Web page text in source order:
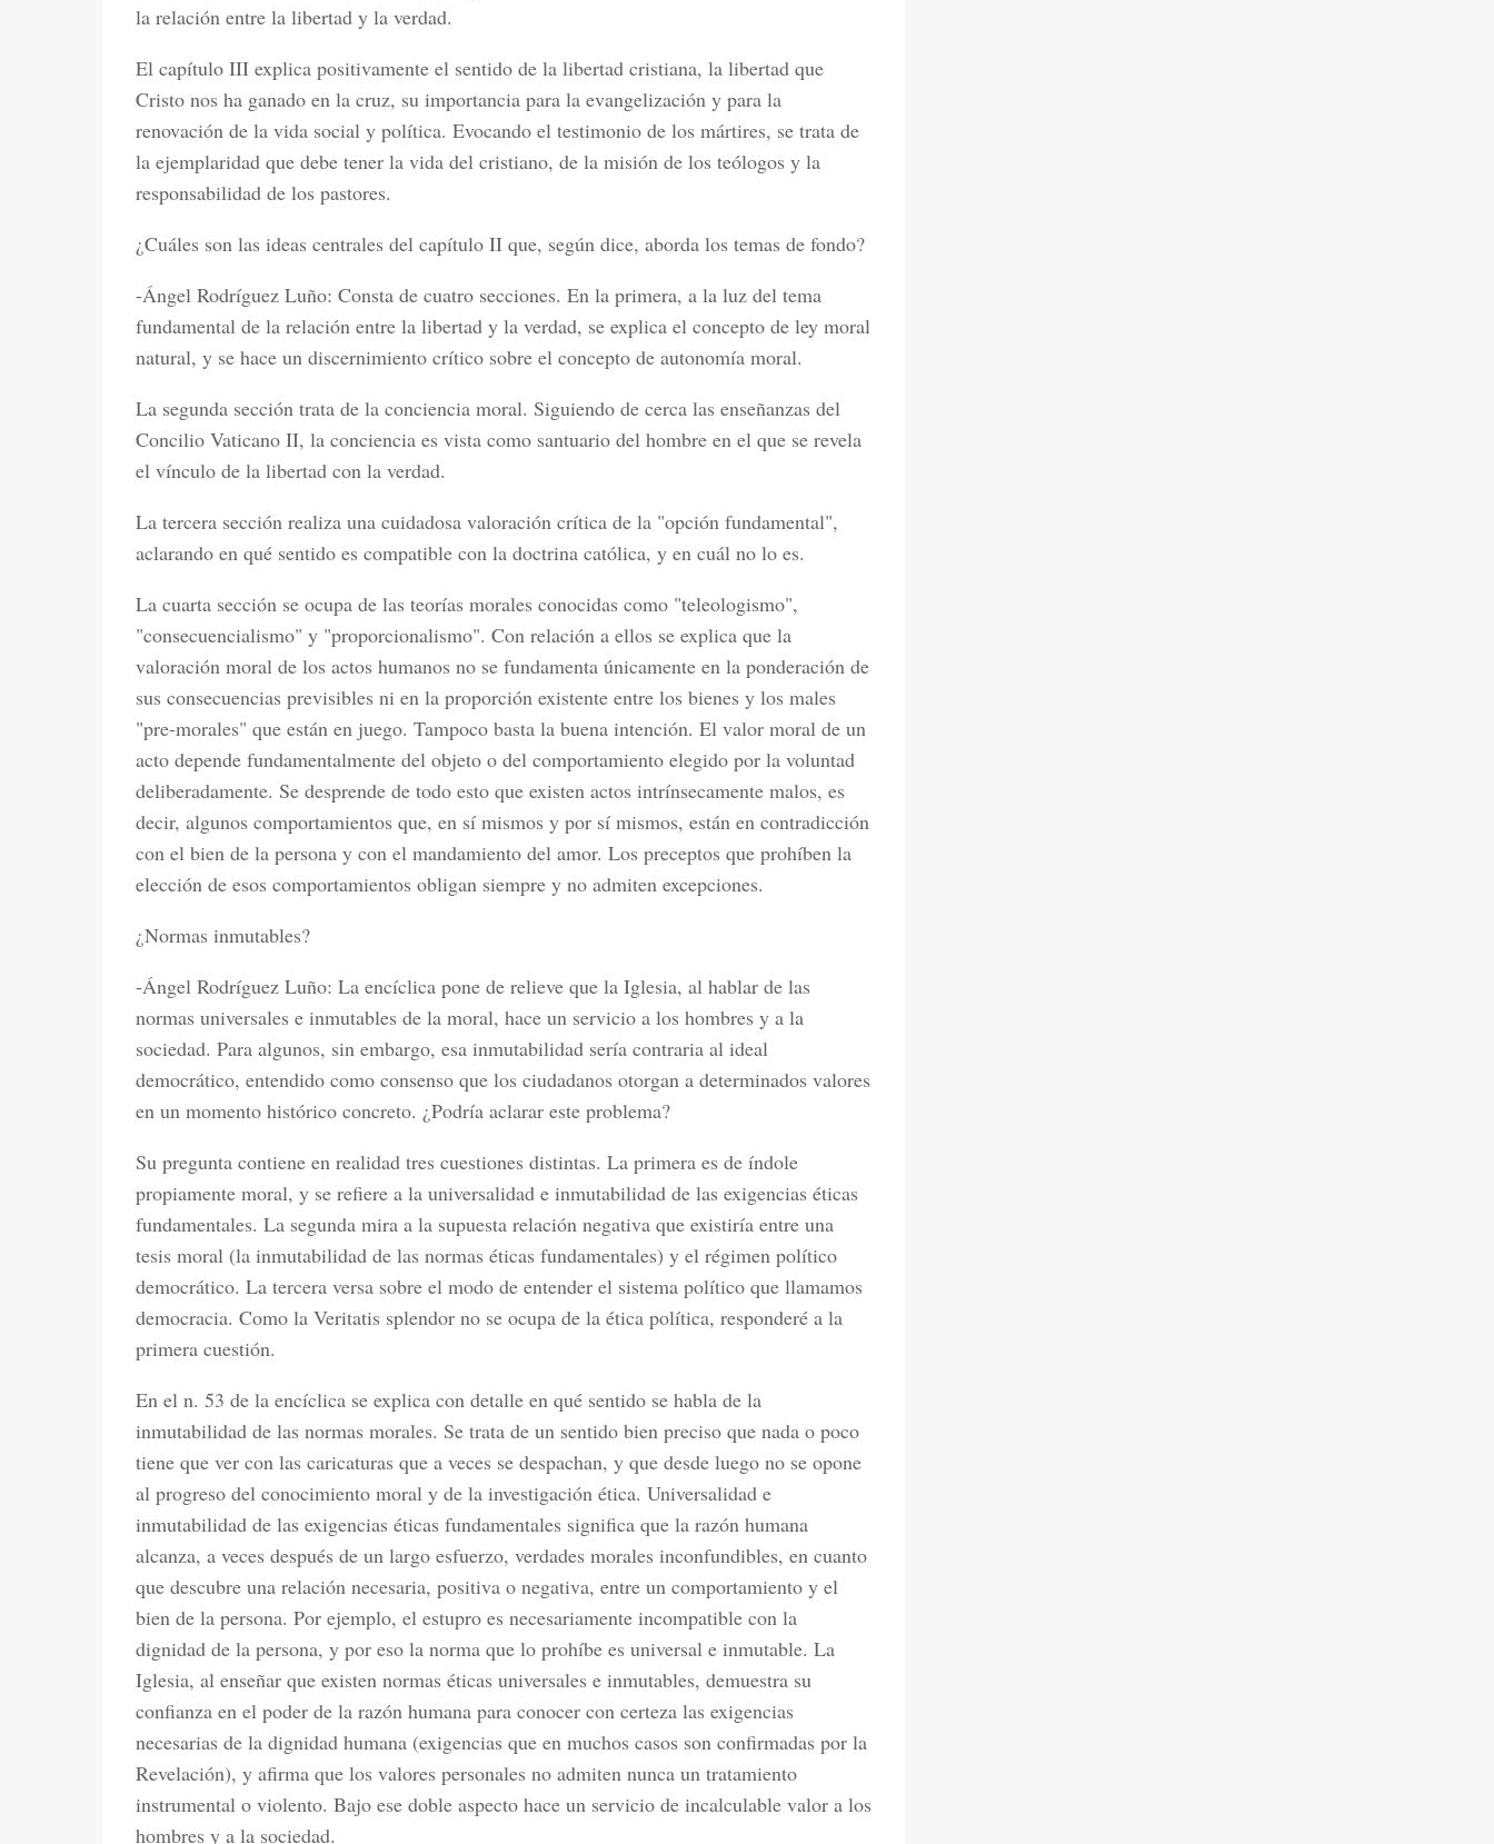
la relación entre la libertad y la verdad.
El capítulo III explica positivamente el sentido de la libertad cristiana, la libertad que
Cristo nos ha ganado en la cruz, su importancia para la evangelización y para la
renovación de la vida social y política. Evocando el testimonio de los mártires, se trata de
la ejemplaridad que debe tener la vida del cristiano, de la misión de los teólogos y la
responsabilidad de los pastores.
¿Cuáles son las ideas centrales del capítulo II que, según dice, aborda los temas de fondo?
-Ángel Rodríguez Luño: Consta de cuatro secciones. En la primera, a la luz del tema
fundamental de la relación entre la libertad y la verdad, se explica el concepto de ley moral
natural, y se hace un discernimiento crítico sobre el concepto de autonomía moral.
La segunda sección trata de la conciencia moral. Siguiendo de cerca las enseñanzas del
Concilio Vaticano II, la conciencia es vista como santuario del hombre en el que se revela
el vínculo de la libertad con la verdad.
La tercera sección realiza una cuidadosa valoración crítica de la "opción fundamental",
aclarando en qué sentido es compatible con la doctrina católica, y en cuál no lo es.
La cuarta sección se ocupa de las teorías morales conocidas como "teleologismo",
"consecuencialismo" y "proporcionalismo". Con relación a ellos se explica que la
valoración moral de los actos humanos no se fundamenta únicamente en la ponderación de
sus consecuencias previsibles ni en la proporción existente entre los bienes y los males
"pre-morales" que están en juego. Tampoco basta la buena intención. El valor moral de un
acto depende fundamentalmente del objeto o del comportamiento elegido por la voluntad
deliberadamente. Se desprende de todo esto que existen actos intrínsecamente malos, es
decir, algunos comportamientos que, en sí mismos y por sí mismos, están en contradicción
con el bien de la persona y con el mandamiento del amor. Los preceptos que prohíben la
elección de esos comportamientos obligan siempre y no admiten excepciones.
¿Normas inmutables?
-Ángel Rodríguez Luño: La encíclica pone de relieve que la Iglesia, al hablar de las
normas universales e inmutables de la moral, hace un servicio a los hombres y a la
sociedad. Para algunos, sin embargo, esa inmutabilidad sería contraria al ideal
democrático, entendido como consenso que los ciudadanos otorgan a determinados valores
en un momento histórico concreto. ¿Podría aclarar este problema?
Su pregunta contiene en realidad tres cuestiones distintas. La primera es de índole
propiamente moral, y se refiere a la universalidad e inmutabilidad de las exigencias éticas
fundamentales. La segunda mira a la supuesta relación negativa que existiría entre una
tesis moral (la inmutabilidad de las normas éticas fundamentales) y el régimen político
democrático. La tercera versa sobre el modo de entender el sistema político que llamamos
democracia. Como la Veritatis splendor no se ocupa de la ética política, responderé a la
primera cuestión.
En el n. 53 de la encíclica se explica con detalle en qué sentido se habla de la
inmutabilidad de las normas morales. Se trata de un sentido bien preciso que nada o poco
tiene que ver con las caricaturas que a veces se despachan, y que desde luego no se opone
al progreso del conocimiento moral y de la investigación ética. Universalidad e
inmutabilidad de las exigencias éticas fundamentales significa que la razón humana
alcanza, a veces después de un largo esfuerzo, verdades morales inconfundibles, en cuanto
que descubre una relación necesaria, positiva o negativa, entre un comportamiento y el
bien de la persona. Por ejemplo, el estupro es necesariamente incompatible con la
dignidad de la persona, y por eso la norma que lo prohíbe es universal e inmutable. La
Iglesia, al enseñar que existen normas éticas universales e inmutables, demuestra su
confianza en el poder de la razón humana para conocer con certeza las exigencias
necesarias de la dignidad humana (exigencias que en muchos casos son confirmadas por la
Revelación), y afirma que los valores personales no admiten nunca un tratamiento
instrumental o violento. Bajo ese doble aspecto hace un servicio de incalculable valor a los
hombres y a la sociedad.